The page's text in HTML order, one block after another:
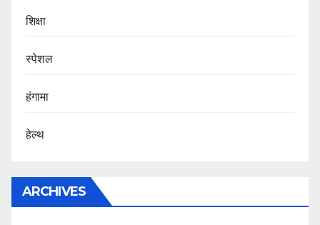
शिक्षा
स्पेशल
हंगामा
हेल्थ
ARCHIVES